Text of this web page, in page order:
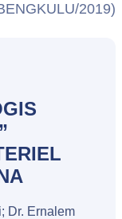
2019)
Dr. Ernalem